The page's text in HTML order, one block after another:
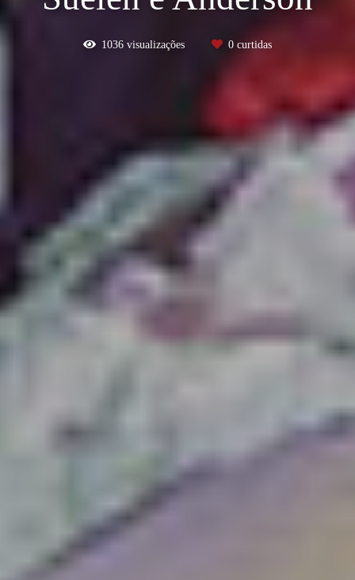
1036 visualizações 0 curtidas